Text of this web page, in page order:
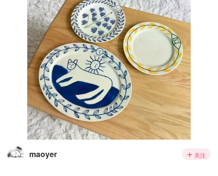
maoyer 关注